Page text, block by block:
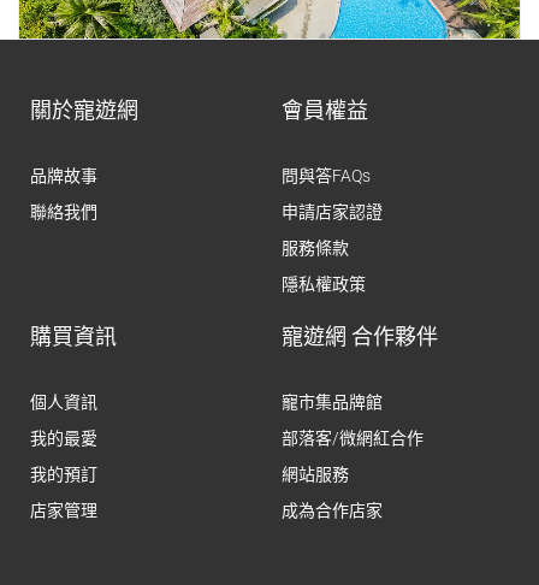
關於寵遊網
品牌故事
聯絡我們
會員權益
問與答FAQs
申請店家認證
服務條款
隱私權政策
購買資訊
個人資訊
我的最愛
我的預訂
店家管理
寵遊網 合作夥伴
寵市集品牌館
部落客/微網紅合作
網站服務
成為合作店家